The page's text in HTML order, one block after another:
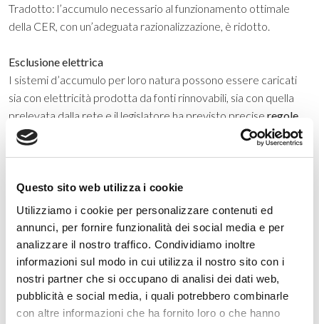
Questo sito web utilizza i cookie
Utilizziamo i cookie per personalizzare contenuti ed
annunci, per fornire funzionalità dei social media e per
analizzare il nostro traffico. Condividiamo inoltre
informazioni sul modo in cui utilizza il nostro sito con i
nostri partner che si occupano di analisi dei dati web,
pubblicità e social media, i quali potrebbero combinarle
con altre informazioni che ha fornito loro o che hanno
Tradotto: l’accumulo necessario al funzionamento ottimale
della CER, con un’adeguata razionalizzazione, è ridotto.
Esclusione elettrica
I sistemi d’accumulo per loro natura possono essere caricati
sia con elettricità prodotta da fonti rinnovabili, sia con quella
prelevata dalla rete e il legislatore ha previsto precise regole
d’esclusione
affinchè quest’ultima non possa essere
incentivata quando viene consumata all’interno della CER. Si
immissioni verso la rete, per le quali i sistemi d’accumulo
devono essere conformi alle norme CEI 0-16 e CEI 0-21 e
devono essere gestiti secondo le regole tecniche dl GSE,
delibera 741/2014 di ARERA. E oltre a ciò devono essere
installati i contatori necessari agli algoritmi per consentire le
esclusioni. Stesse regole valgono per l’elettricità prelevata
dalle infrastrutture di ricarica dei veicoli elettrici e reimmessa
all’interno della comunità. Una “cautela” che il legislatore ha